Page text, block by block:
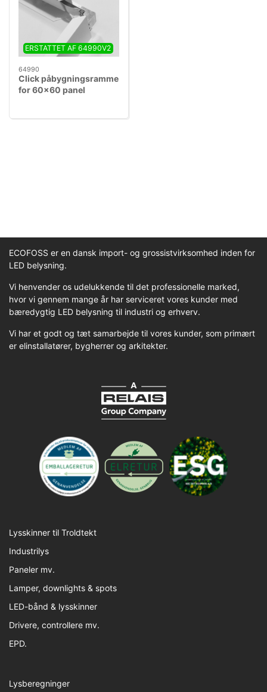
ERSTATTET AF 64990V2
64990
Click påbygningsramme
for 60x60 panel
ECOFOSS er en dansk import- og grossistvirksomhed inden for
LED belysning.
Vi henvender os udelukkende til det professionelle marked,
hvor vi gennem mange år har serviceret vores kunder med
bæredygtig LED belysning til industri og erhverv.
Vi har et godt og tæt samarbejde til vores kunder, som primært
er elinstallatører, bygherrer og arkitekter.
Lysskinner til Troldtekt
Industrilys
Paneler mv.
Lamper, downlights & spots
LED-bånd & lysskinner
Drivere, controllere mv.
EPD.
Lysberegninger